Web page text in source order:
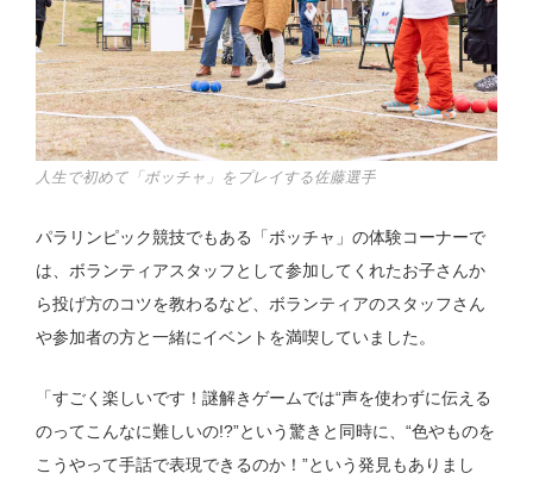
人生で初めて「ボッチャ」をプレイする佐藤選手
パラリンピック競技でもある「ボッチャ」の体験コーナーで
は、ボランティアスタッフとして参加してくれたお子さんか
ら投げ方のコツを教わるなど、ボランティアのスタッフさん
や参加者の方と一緒にイベントを満喫していました。
「すごく楽しいです！謎解きゲームでは“声を使わずに伝える
のってこんなに難しいの!?”という驚きと同時に、“色やものを
こうやって手話で表現できるのか！”という発見もありまし